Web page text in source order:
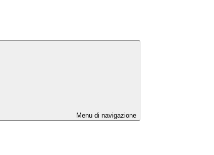
Menu di navigazione